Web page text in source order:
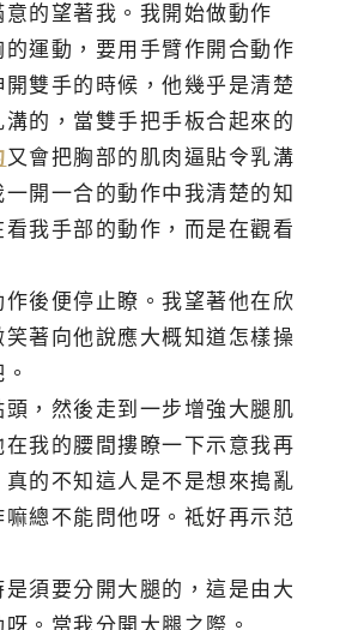
的望著我。我開始做動作
的運動，要用手臂作開合動作
雙手的時候，他幾乎是清楚
的，當雙手把手板合起來的
又會把胸部的肌肉逼貼令乳溝
開一合的動作中我清楚的知
我手部的動作，而是在觀看
後便停止瞭。我望著他在欣
著向他說應大概知道怎樣操
，然後走到一步增強大腿肌
我的腰間摟瞭一下示意我再
的不知這人是不是想來搗亂
總不能問他呀。祗好再示范
須要分開大腿的，這是由大
。當我分開大腿之際。